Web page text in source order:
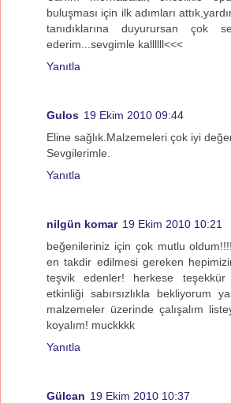
buluşması için ilk adımları
tanıdıklarına duyurursan çok
ederim...sevgimle kallllll<<<
Yanıtla
Gulos 19 Ekim 2010 09:44
Eline sağlık.Malzemeleri çok iyi
Sevgilerimle.
Yanıtla
nilgün komar 19 Ekim 2010 10:21
beğenileriniz için çok mutlu
en takdir edilmesi gereken
teşvik edenler! herkese
etkinliği sabırsızlıkla bekliyorum
malzemeler üzerinde çalışalım
koyalım! muckkkk
Yanıtla
Gülcan 19 Ekim 2010 10:37